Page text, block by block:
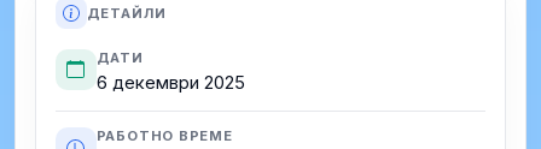
ДЕТАЙЛИ
ДАТИ
6 декември 2025
РАБОТНО ВРЕМЕ